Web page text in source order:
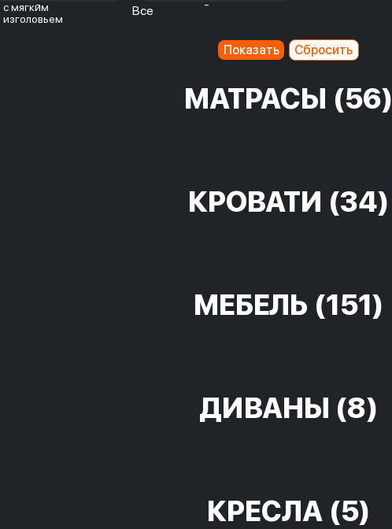
с мягким
изголовьем
Все
МАТРАСЫ (56)
КРОВАТИ (34)
МЕБЕЛЬ (151)
ДИВАНЫ (8)
КРЕСЛА (5)